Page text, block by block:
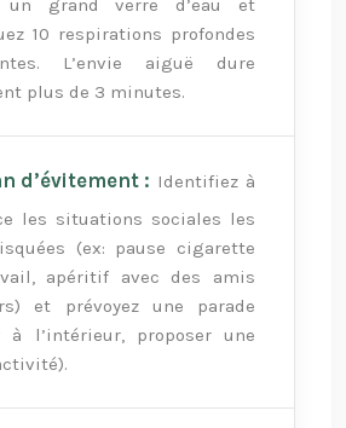
un grand verre d’eau et
10 respirations profondes
L’envie aiguë dure
plus de 3 minutes.
d’évitement : Identifiez à
les situations sociales les
(ex: pause cigarette
apéritif avec des amis
et prévoyez une parade
à l’intérieur, proposer une